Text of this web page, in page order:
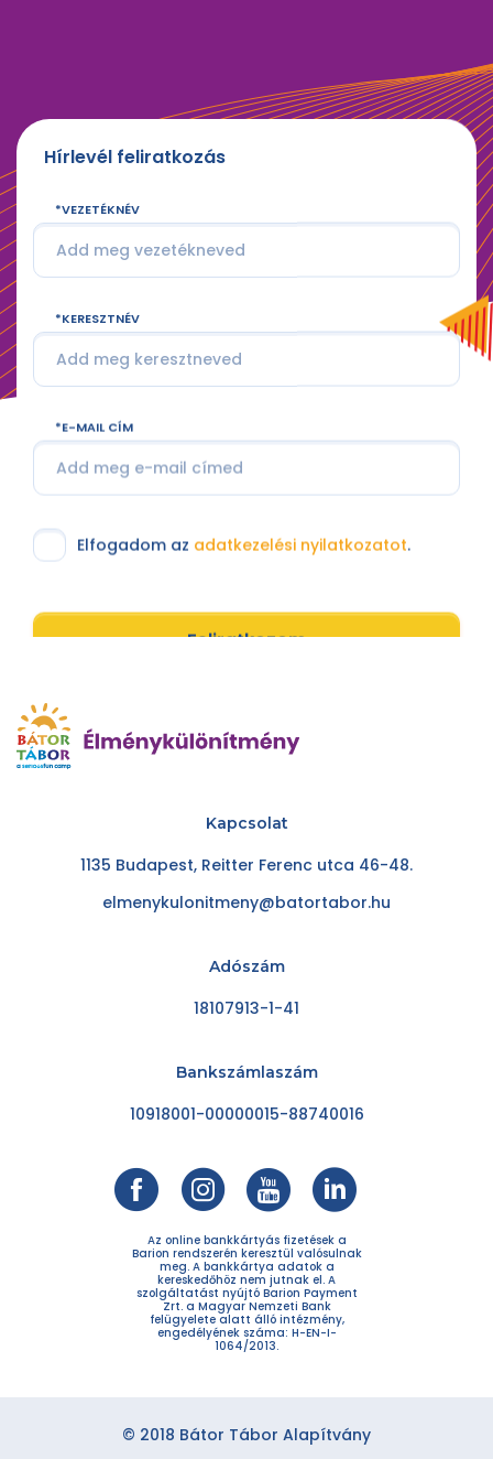
Hírlevél feliratkozás
VEZETÉKNÉV
KERESZTNÉV
E-MAIL CÍM
Elfogadom az adatkezelési nyilatkozatot.
Feliratkozom
Kapcsolat
1135 Budapest, Reitter Ferenc utca 46-48.
elmenykulonitmeny@batortabor.hu
Adószám
18107913-1-41
Bankszámlaszám
10918001-00000015-88740016
Az online bankkártyás fizetések a
Barion rendszerén keresztül valósulnak
meg. A bankkártya adatok a
kereskedőhöz nem jutnak el. A
szolgáltatást nyújtó Barion Payment
Zrt. a Magyar Nemzeti Bank
felügyelete alatt álló intézmény,
engedélyének száma: H-EN-I-
1064/2013.
© 2018 Bátor Tábor Alapítvány